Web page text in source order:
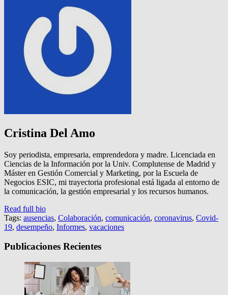
Cristina Del Amo
Soy periodista, empresaria, emprendedora y madre. Licenciada en
Ciencias de la Información por la Univ. Complutense de Madrid y
Máster en Gestión Comercial y Marketing, por la Escuela de
Negocios ESIC, mi trayectoria profesional está ligada al entorno de
la comunicación, la gestión empresarial y los recursos humanos.
Read full bio
Tags: ausencias, Colaboración, comunicación, coronavirus, Covid-
19, desempeño, Informes, vacaciones
Publicaciones Recientes